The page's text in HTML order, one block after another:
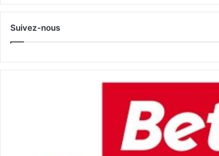
Suivez-nous